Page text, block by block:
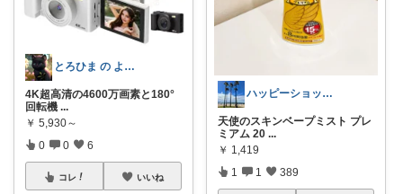
とろひま の よろず屋～お得な商品たち～
4K超高清の4600万画素と180°
回転機 ...
￥ 5,930～
0 0 6
コレ いいね
ハッピーショッパー77
天使のスキンベープミスト プレ
ミアム 20 ...
￥ 1,419
1 1 389